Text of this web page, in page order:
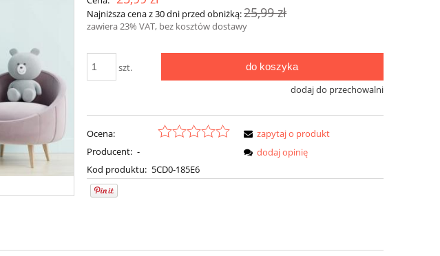
Najniższa cena z 30 dni przed obniżką:25,99 zł
zawiera 23% VAT, bez kosztów dostawy
szt. do koszyka
dodaj do przechowalni
Ocena:
Producent: -
Kod produktu: 5CD0-185E6
zapytaj o produkt
dodaj opinię